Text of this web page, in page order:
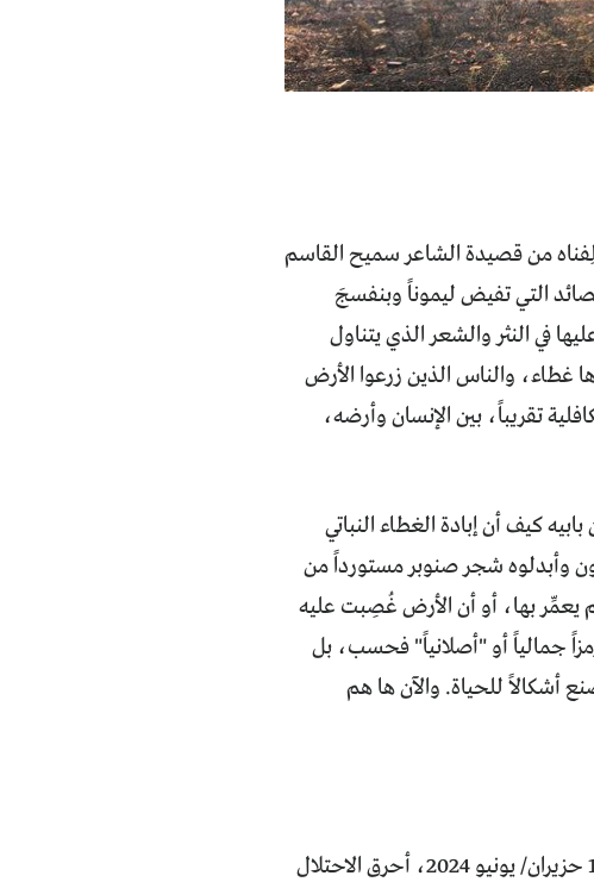
من قصيدة الشاعر سميح القاسم
التي تفيض ليموناً وبنفسجَ
في النثر والشعر الذي يتناول
غطاء، والناس الذين زرعوا الأرض
تقريباً، بين الإنسان وأرضه،
كيف أن إبادة الغطاء النباتي
وأبدلوه شجر صنوبر مستورداً من
يعمِّر بها، أو أن الأرض غُصِبت عليه
جمالياً أو "أصلانياً" فحسب، بل
أشكالاً للحياة. والآن ها هم
تلك هي سياسة الاحتلال الموصولة منذ النكبة إلى يومنا هذا. يوم الأحد في 16 حزيران/ يونيو 2024، أحرق الاحتلال